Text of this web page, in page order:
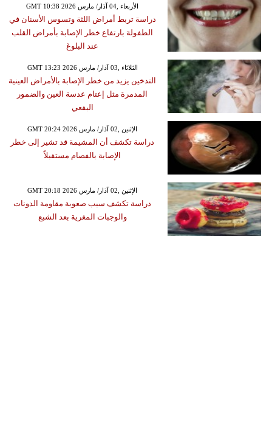
GMT 10:38 2026 الأربعاء ,04 آذار/ مارس
دراسة تربط أمراض اللثة وتسوس الأسنان في
الطفولة بارتفاع خطر الإصابة بأمراض القلب
عند البلوغ
GMT 13:23 2026 الثلاثاء ,03 آذار/ مارس
التدخين يزيد من خطر الإصابة بالأمراض العينية
المدمرة مثل إعتام عدسة العين والضمور
البقعي
GMT 20:24 2026 الإثنين ,02 آذار/ مارس
دراسة تكشف أن المشيمة قد تشير إلى خطر
الإصابة بالفصام مستقبلاً
GMT 20:18 2026 الإثنين ,02 آذار/ مارس
دراسة تكشف سبب صعوبة مقاومة الدونات
والوجبات المغرية بعد الشبع